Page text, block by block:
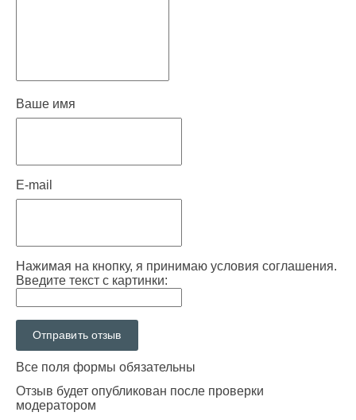
Ваше имя
E-mail
Нажимая на кнопку, я принимаю условия соглашения.
Введите текст с картинки:
Все поля формы обязательны
Отзыв будет опубликован после проверки
модератором